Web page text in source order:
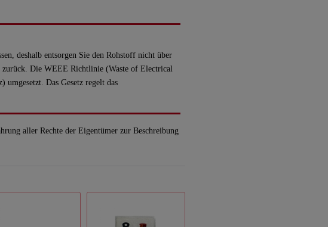
deshalb entsorgen Sie den Rohstoff nicht über
Die WEEE Richtlinie (Waste of Electrical
Das Gesetz regelt das
aller Rechte der Eigentümer zur Beschreibung